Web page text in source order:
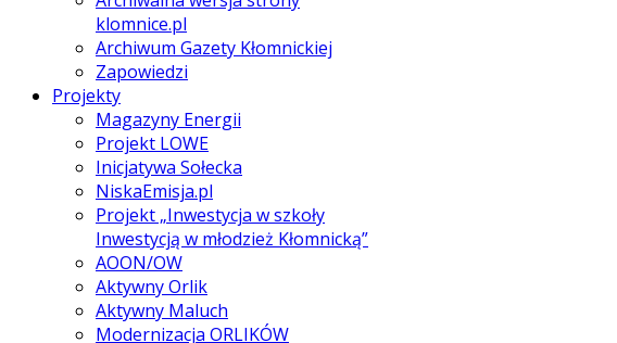
klomnice.pl
Archiwum Gazety Kłomnickiej
Zapowiedzi
Projekty
Magazyny Energii
Projekt LOWE
Inicjatywa Sołecka
NiskaEmisja.pl
Projekt „Inwestycja w szkoły
Inwestycją w młodzież Kłomnicką”
AOON/OW
Aktywny Orlik
Aktywny Maluch
Modernizacja ORLIKÓW